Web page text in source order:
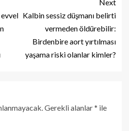
evvel
Next
Kalbin sessiz düşmanı belirti
vermeden öldürebilir:
Birdenbire aort yırtılması
yaşama riski olanlar kimler?
Gerekli alanlar* ile